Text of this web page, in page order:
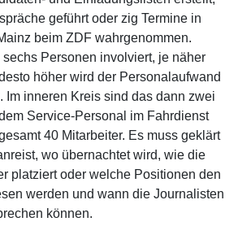
geführt oder zig Termine in
beim ZDF wahrgenommen.
Personen involviert, je näher
höher wird der Personalaufwand
Im inneren Kreis sind das dann zwei
Service-Personal im Fahrdienst
40 Mitarbeiter. Es muss geklärt
wo übernachtet wird, wie die
platziert oder welche Positionen den
werden und wann die Journalisten
können.